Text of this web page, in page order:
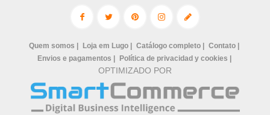
Quem somos | Loja em Lugo | Catálogo completo |
Contato |
Envios e pagamentos |
Política de privacidad y cookies |
OPTIMIZADO POR